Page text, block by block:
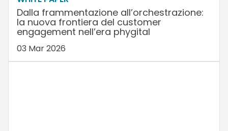
Dalla frammentazione all’orchestrazione:
la nuova frontiera del customer
engagement nell’era phygital
03 Mar 2026